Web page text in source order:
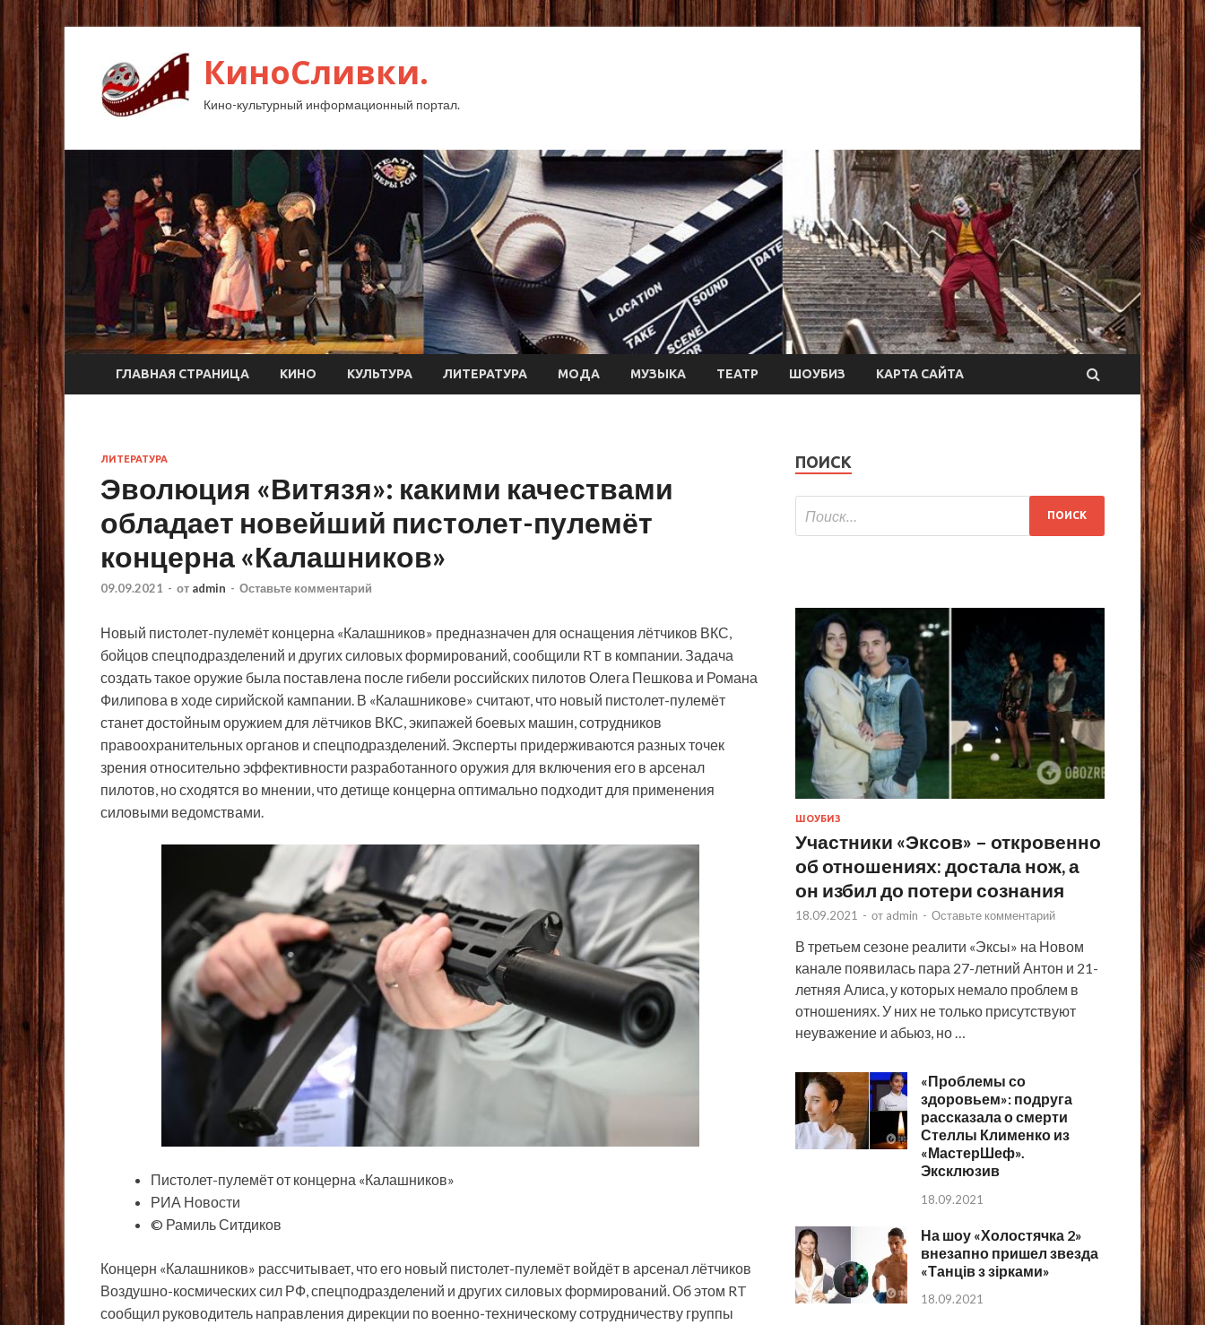
КиноСливки.
Кино-культурный информационный портал.
ГЛАВНАЯ СТРАНИЦА КИНО КУЛЬТУРА ЛИТЕРАТУРА МОДА МУЗЫКА ТЕАТР ШОУБИЗ КАРТА САЙТА
ЛИТЕРАТУРА
Эволюция «Витязя»: какими качествами
обладает новейший пистолет-пулемёт
концерна «Калашников»
09.09.2021 - от admin - Оставьте комментарий
Новый пистолет-пулемёт концерна «Калашников» предназначен для оснащения лётчиков ВКС,
бойцов спецподразделений и других силовых формирований, сообщили RT в компании. Задача
создать такое оружие была поставлена после гибели российских пилотов Олега Пешкова и Романа
Филипова в ходе сирийской кампании. В «Калашникове» считают, что новый пистолет-пулемёт
станет достойным оружием для лётчиков ВКС, экипажей боевых машин, сотрудников
правоохранительных органов и спецподразделений. Эксперты придерживаются разных точек
зрения относительно эффективности разработанного оружия для включения его в арсенал
пилотов, но сходятся во мнении, что детище концерна оптимально подходит для применения
силовыми ведомствами.
Пистолет-пулемёт от концерна «Калашников»
РИА Новости
© Рамиль Ситдиков
Концерн «Калашников» рассчитывает, что его новый пистолет-пулемёт войдёт в арсенал лётчиков
Воздушно-космических сил РФ, спецподразделений и других силовых формирований. Об этом RT
сообщил руководитель направления дирекции по военно-техническому сотрудничеству группы
ПОИСК
ШОУБИЗ
Участники «Эксов» – откровенно
об отношениях: достала нож, а
он избил до потери сознания
18.09.2021 - от admin - Оставьте комментарий
В третьем сезоне реалити «Эксы» на Новом
канале появилась пара 27-летний Антон и 21-
летняя Алиса, у которых немало проблем в
отношениях. У них не только присутствуют
неуважение и абьюз, но …
«Проблемы со
здоровьем»: подруга
рассказала о смерти
Стеллы Клименко из
«МастерШеф».
Эксклюзив
18.09.2021
На шоу «Холостячка 2»
внезапно пришел звезда
«Танців з зірками»
18.09.2021